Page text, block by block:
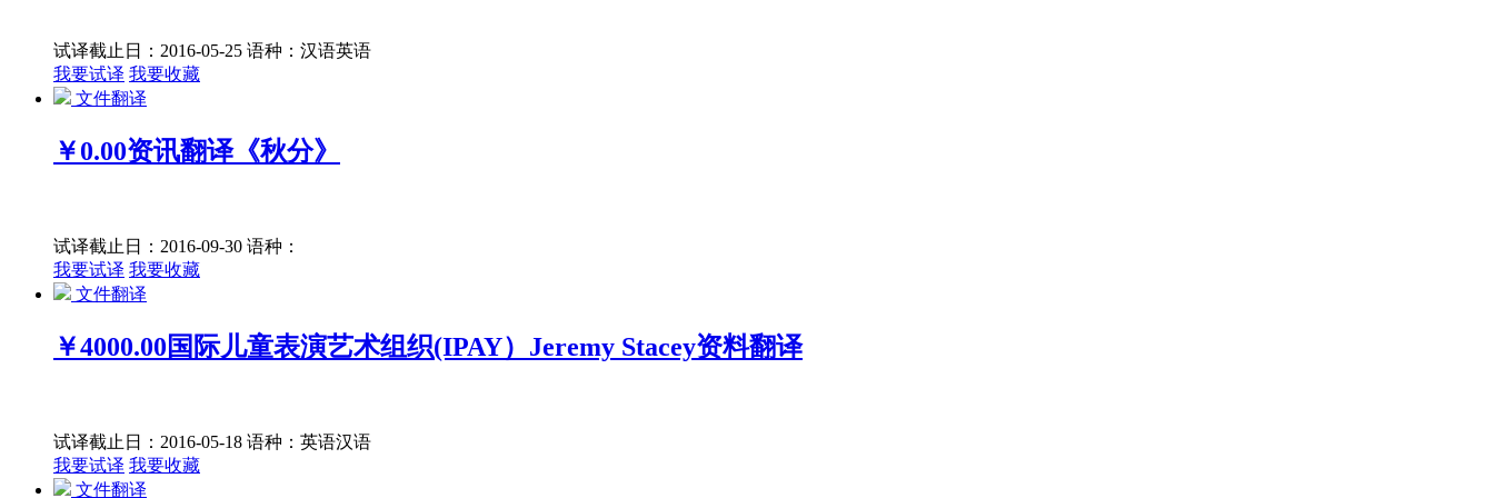
试译截止日：2016-05-25 语种：汉语英语
我要试译 我要收藏
文件翻译
￥0.00资讯翻译《秋分》
试译截止日：2016-09-30 语种：
我要试译 我要收藏
文件翻译
￥4000.00国际儿童表演艺术组织(IPAY）Jeremy Stacey资料翻译
试译截止日：2016-05-18 语种：英语汉语
我要试译 我要收藏
文件翻译